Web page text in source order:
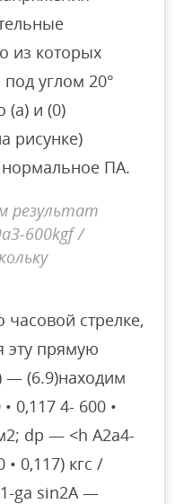
из которых
углом 20°
(а) и (0)
рисунке)
ПА.
результат
600kgf /
часовой стрелке,
эту прямую
— (6.9)находим
0,117 4- 600 •
dp — <h A2a4-
• 0,117) кгс /
ga sin2A —